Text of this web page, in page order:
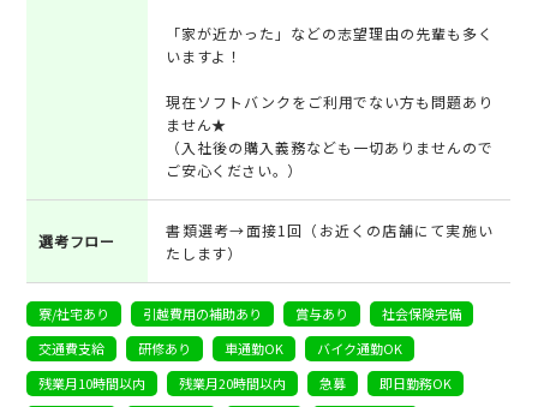
「家が近かった」などの志望理由の先輩も多く
いますよ！
現在ソフトバンクをご利用でない方も問題あり
ません★
（入社後の購入義務なども一切ありませんので
ご安心ください。）
選考フロー
書類選考→面接1回（お近くの店舗にて実施い
たします）
寮/社宅あり 引越費用の補助あり 賞与あり
社会保険完備
交通費支給
研修あり 車通勤OK
バイク通勤OK
残業月10時間以内
残業月20時間以内 急募
即日勤務OK